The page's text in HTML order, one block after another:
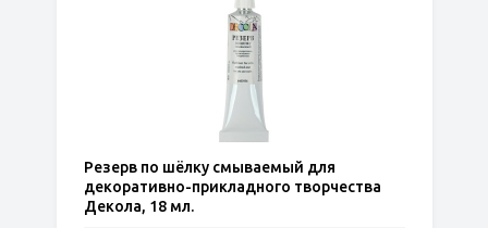
Резерв по шёлку смываемый для
декоративно-прикладного творчества
Декола, 18 мл.